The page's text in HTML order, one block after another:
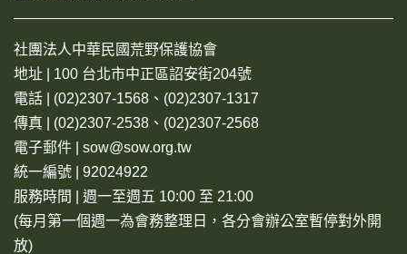
社團法人中華民國荒野保護協會
地址 | 100 台北市中正區詔安街204號
電話 | (02)2307-1568、(02)2307-1317
傳真 | (02)2307-2538、(02)2307-2568
電子郵件 | sow@sow.org.tw
統一編號 | 92024922
服務時間 | 週一至週五 10:00 至 21:00
(每月第一個週一為會務整理日，各分會辦公室暫停對外開
放)